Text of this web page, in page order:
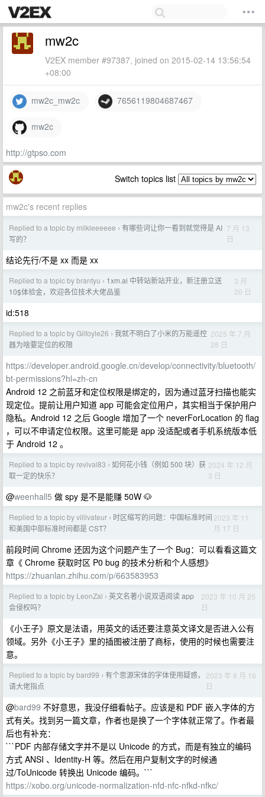
mw2c
V2EX member #97387, joined on 2015-02-14 13:56:54
+08:00
mw2c_mw2c 7656119804687467
mw2c
http://gtpso.com
Switch topics list
mw2c's recent replies
Replied to a topic by milkleeeeee › 有哪些词让你一看到就觉得是 AI
写的？
7 月 13
日
结论先行/不是 xx 而是 xx
Replied to a topic by brantyu › 1xm.ai 中转站新站开业，新注册立送
10$体验金，欢迎各位技术大佬品鉴
3 月
20 日
id:518
Replied to a topic by Gilfoyle26 › 我就不明白了小米的万能遥控
器为啥要定位的权限
2025 年 7 月
28 日
https://developer.android.google.cn/develop/connectivity/bluetooth/
bt-permissions?hl=zh-cn
Android 12 之前蓝牙和定位权限是绑定的，因为通过蓝牙扫描也能实
现定位。提前让用户知道 app 可能会定位用户，其实相当于保护用户
隐私。Android 12 之后 Google 增加了一个 neverForLocation 的 flag
，可以不申请定位权限。这里可能是 app 没适配或者手机系统版本低
于 Android 12 。
Replied to a topic by revival83 › 如何花小钱（例如 500 块）获
取一定的快乐？
2024 年 12 月
3 日
@weenhall5 做 spy 是不是能赚 50W 🐶
Replied to a topic by villivateur › 时区缩写的问题：中国标准时间
和美国中部标准时间都是 CST？
2023 年 11
月 17 日
前段时间 Chrome 还因为这个问题产生了一个 Bug：可以看看这篇文
章《 Chrome 获取时区 P0 bug 的技术分析和个人感想》
https://zhuanlan.zhihu.com/p/663583953
Replied to a topic by LeonZai › 英文名著小说双语阅读 app
会侵权吗？
2023 年 10 月 25
日
《小王子》原文是法语，用英文的话还要注意英文译文是否进入公有
领域。另外《小王子》里的插图被注册了商标，使用的时候也需要注
意。
Replied to a topic by bard99 › 有个思源宋体的字体使用疑惑，
请大佬指点
2023 年 8 月 16
日
@bard99 不好意思，我没仔细看帖子。应该是和 PDF 嵌入字体的方
式有关。找到另一篇文章，作者也是换了一个字体就正常了。作者最
后也有补充：
```PDF 内部存储文字并不是以 Unicode 的方式，而是有独立的编码
方式 ANSI 、Identity-H 等。然后在用户复制文字的时候通
过/ToUnicode 转换出 Unicode 编码。```
https://xobo.org/unicode-normalization-nfd-nfc-nfkd-nfkc/